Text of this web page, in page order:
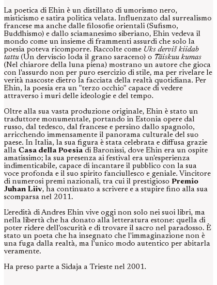
La poetica di Ehin è un distillato di umorismo nero,
misticismo e satira politica velata. Influenzato dal surrealismo
francese ma anche dalle filosofie orientali (Sufismo,
Buddhismo) e dallo sciamanesimo siberiano, Ehin vedeva il
mondo come un insieme di frammenti assurdi che solo la
poesia poteva ricomporre. Raccolte come Uks derviš kiidab
tattu (Un derviscio loda il grano saraceno) o Täiskuu kumas
(Nel chiarore della luna piena) mostrano un autore che gioca
con l'assurdo non per puro esercizio di stile, ma per rivelare le
verità nascoste dietro la facciata della realtà quotidiana. Per
Ehin, la poesia era un "terzo occhio" capace di vedere
attraverso i muri delle ideologie e del tempo.
Oltre alla sua vasta produzione originale, Ehin è stato un
traduttore monumentale, portando in Estonia opere dal
russo, dal tedesco, dal francese e persino dallo spagnolo,
arricchendo immensamente il panorama culturale del suo
paese. In Italia, la sua figura è stata celebrata e diffusa grazie
alla Casa della Poesia di Baronissi, dove Ehin era un ospite
amatissimo; la sua presenza ai festival era un'esperienza
indimenticabile, capace di incantare il pubblico con la sua
voce profonda e il suo spirito fanciullesco e geniale. Vincitore
di numerosi premi nazionali, tra cui il prestigioso Premio
Juhan Liiv, ha continuato a scrivere e a stupire fino alla sua
scomparsa nel 2011.
L'eredità di Andres Ehin vive oggi non solo nei suoi libri, ma
nella libertà che ha donato alla letteratura estone: quella di
poter ridere dell'oscurità e di trovare il sacro nel paradosso. È
stato un poeta che ha insegnato che l'immaginazione non è
una fuga dalla realtà, ma l'unico modo autentico per abitarla
veramente.
Ha preso parte a Sidaja a Trieste nel 2001.